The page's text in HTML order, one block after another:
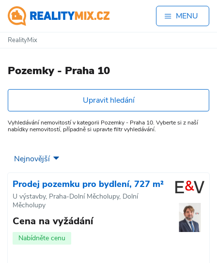
MENU
RealityMix
Pozemky - Praha 10
Upravit hledání
Vyhledávání nemovitostí v kategorii Pozemky - Praha 10. Vyberte si z naší
nabídky nemovitostí, případně si upravte filtr vyhledávání.
Prodej pozemku pro bydlení, 727 m²
U výstavby, Praha-Dolní Měcholupy, Dolní
Měcholupy
Cena na vyžádání
Nabídněte cenu